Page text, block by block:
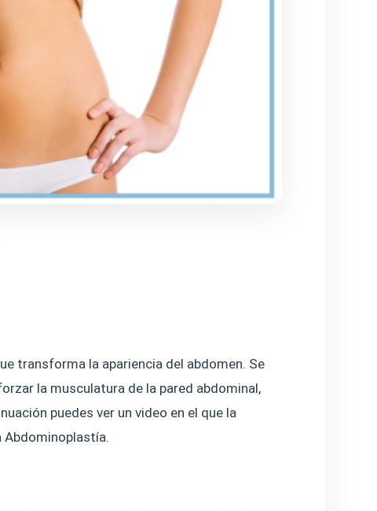
transforma la apariencia del abdomen. Se
la musculatura de la pared abdominal,
puedes ver un video en el que la
Abdominoplastía.